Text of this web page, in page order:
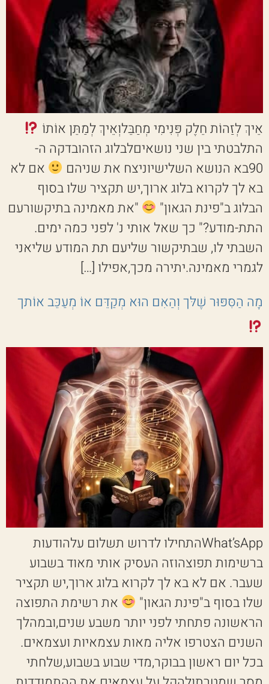
אֵיךְ לְזַהוֹת חֵלֶק פְּנִימִי מְחַבֵּלוְאֵיךְ לְמַתֵּן אוֹתוֹ
התלבטתי בין שני נושאיםלבלוג הזהובדקה ה-
90בא הנושא השלישיוניצח את שניהם
אם לא
בא לך לקרוא בלוג ארוך,יש תקציר שלו בסוף
הבלוג ב"פינת הגאון"
"את מאמינה בתיקשורעם
התת-מודע?" כך שאל אותי נ' לפני כמה ימים.
השבתי לו, שבתיקשור שליעם תת המודע שליאני
לגמרי מאמינה.יתירה מכך,אפילו […]
מָה הַסִּפּוּר שֶׁלּך וְהַאִם הוּא מְקַדֵּם אוֹ מְעַכֵּב אוֹתך
What’sAppהתחילו לדרוש תשלום עלהודעות
ברשימות תפוצהוזה העסיק אותי מאוד בשבוע
שעבר. אם לא בא לך לקרוא בלוג ארוך,יש תקציר
שלו בסוף ב"פינת הגאון"
את רשימת התפוצה
הראשונה פתחתי לפני יותר משבע שנים,ובמהלך
השנים הצטרפו אליה מאות עצמאיות ועצמאים.
בכל יום ראשון בבוקר,מדי שבוע בשבוע,שלחתי